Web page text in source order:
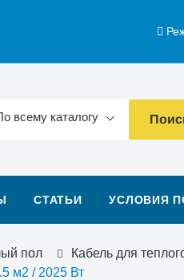
всему каталогу
СТАТЬИ УСЛОВИЯ
пол
Кабель для
м2 / 2025 Вт